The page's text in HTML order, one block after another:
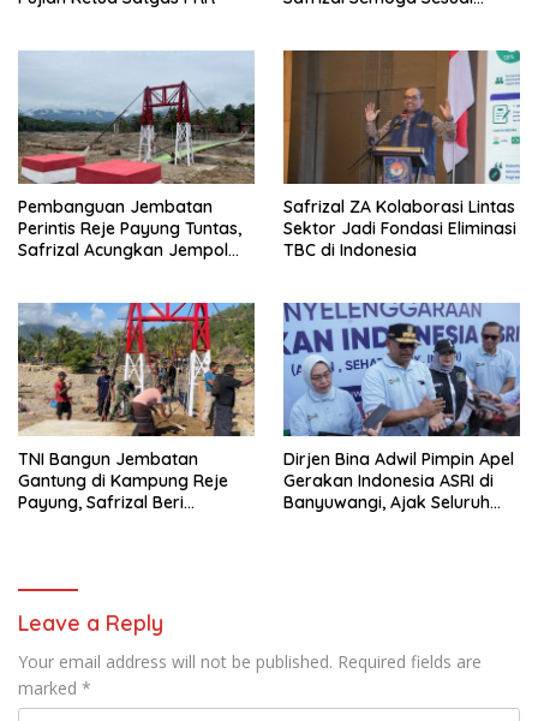
Pembanguan Jembatan
Perintis Reje Payung Tuntas,
Safrizal Acungkan Jempol
Safrizal ZA Kolaborasi Lintas
Sektor Jadi Fondasi Eliminasi
TBC di Indonesia
TNI Bangun Jembatan
Gantung di Kampung Reje
Payung, Safrizal Beri
Dirjen Bina Adwil Pimpin Apel
Gerakan Indonesia ASRI di
Banyuwangi, Ajak Seluruh
Leave a Reply
Your email address will not be published. Required fields are
marked *